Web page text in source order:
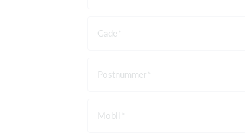
Gade
Postnummer
Mobil